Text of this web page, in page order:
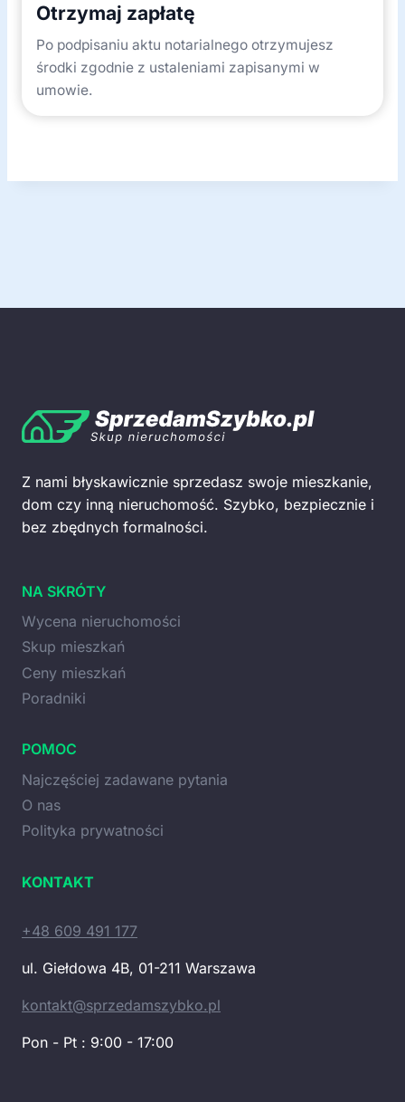
Otrzymaj zapłatę
Po podpisaniu aktu notarialnego otrzymujesz
środki zgodnie z ustaleniami zapisanymi w
umowie.
Z nami błyskawicznie sprzedasz swoje mieszkanie,
dom czy inną nieruchomość. Szybko, bezpiecznie i
bez zbędnych formalności.
NA SKRÓTY
Wycena nieruchomości
Skup mieszkań
Ceny mieszkań
Poradniki
POMOC
Najczęściej zadawane pytania
O nas
Polityka prywatności
KONTAKT
+48 609 491 177
ul. Giełdowa 4B, 01-211 Warszawa
kontakt@sprzedamszybko.pl
Pon - Pt : 9:00 - 17:00